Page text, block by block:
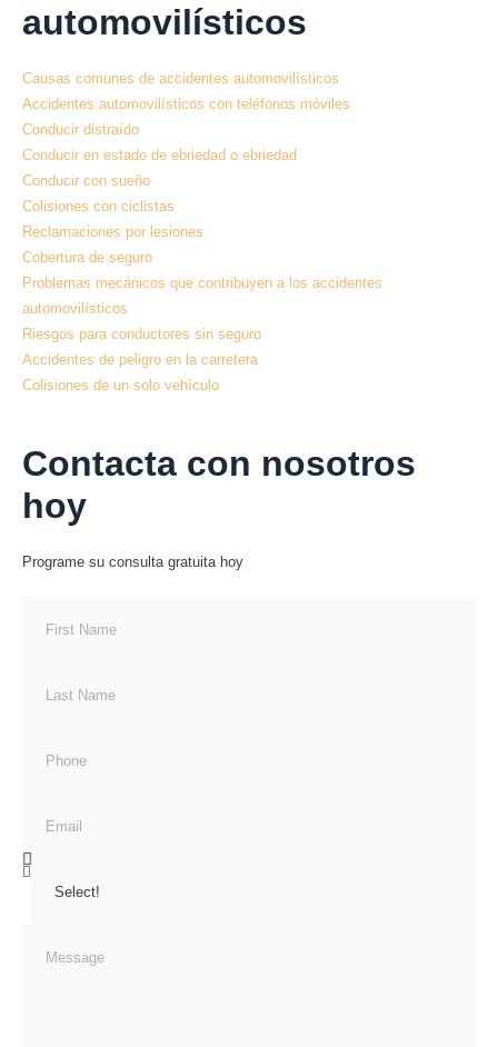
automovilísticos
Causas comunes de accidentes automovilísticos
Accidentes automovilísticos con teléfonos móviles
Conducir distraído
Conducir en estado de ebriedad o ebriedad
Conducir con sueño
Colisiones con ciclistas
Reclamaciones por lesiones
Cobertura de seguro
Problemas mecánicos que contribuyen a los accidentes
automovilísticos
Riesgos para conductores sin seguro
Accidentes de peligro en la carretera
Colisiones de un solo vehículo
Contacta con nosotros
hoy
Programe su consulta gratuita hoy